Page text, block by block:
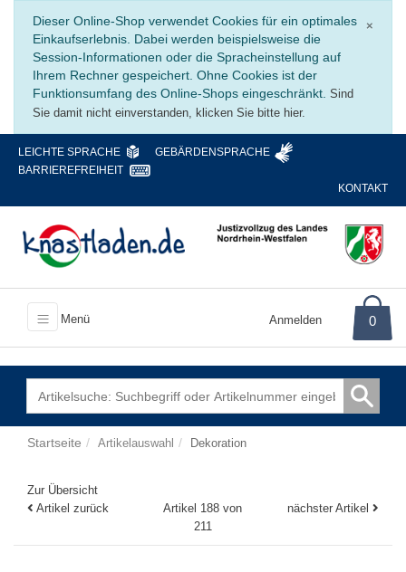
×
Dieser Online-Shop verwendet Cookies für ein optimales
Einkaufserlebnis. Dabei werden beispielsweise die
Session-Informationen oder die Spracheinstellung auf
Ihrem Rechner gespeichert. Ohne Cookies ist der
Funktionsumfang des Online-Shops eingeschränkt. Sind
Sie damit nicht einverstanden, klicken Sie bitte hier.
LEICHTE SPRACHE
GEBÄRDENSPRACHE
BARRIEREFREIHEIT
KONTAKT
Menü Anmelden 0
Startseite Artikelauswahl Dekoration
Zur Übersicht
Artikel zurück
Artikel 188 von
211
nächster Artikel